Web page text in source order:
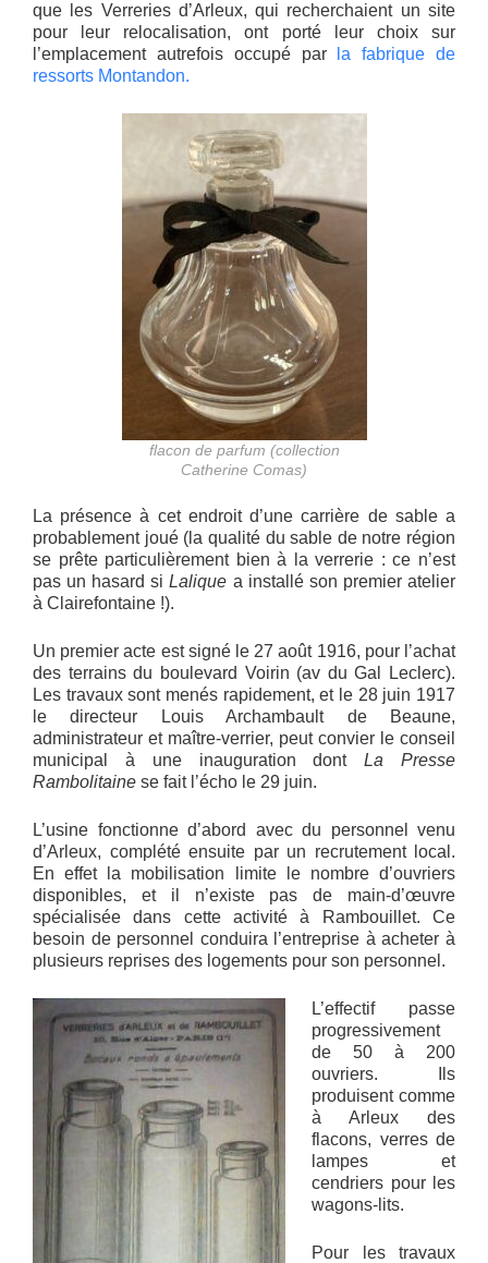
que les Verreries d’Arleux, qui recherchaient un site
pour leur relocalisation, ont porté leur choix sur
l’emplacement autrefois occupé par
la fabrique de
ressorts Montandon.
flacon de parfum (collection
Catherine Comas)
La présence à cet endroit d’une carrière de sable a
probablement joué (la qualité du sable de notre région
se prête particulièrement bien à la verrerie : ce n’est
pas un hasard siLalique a installé son premier atelier
à Clairefontaine !).
Un premier acte est signé le 27 août 1916, pour l’achat
des terrains du boulevard Voirin (av du Gal Leclerc).
Les travaux sont menés rapidement, et le 28 juin 1917
le directeur Louis Archambault de Beaune,
administrateur et maître-verrier, peut convier le conseil
municipal à une inauguration dontLa Presse
Rambolitaine se fait l’écho le 29 juin.
L’usine fonctionne d’abord avec du personnel venu
d’Arleux, complété ensuite par un recrutement local.
En effet la mobilisation limite le nombre d’ouvriers
disponibles, et il n’existe pas de main-d’œuvre
spécialisée dans cette activité à Rambouillet. Ce
besoin de personnel conduira l’entreprise à acheter à
plusieurs reprises des logements pour son personnel.
L’effectif passe
progressivement
de 50 à 200
ouvriers. Ils
produisent comme
à Arleux des
flacons, verres de
lampes et
cendriers pour les
wagons-lits.
Pour les travaux